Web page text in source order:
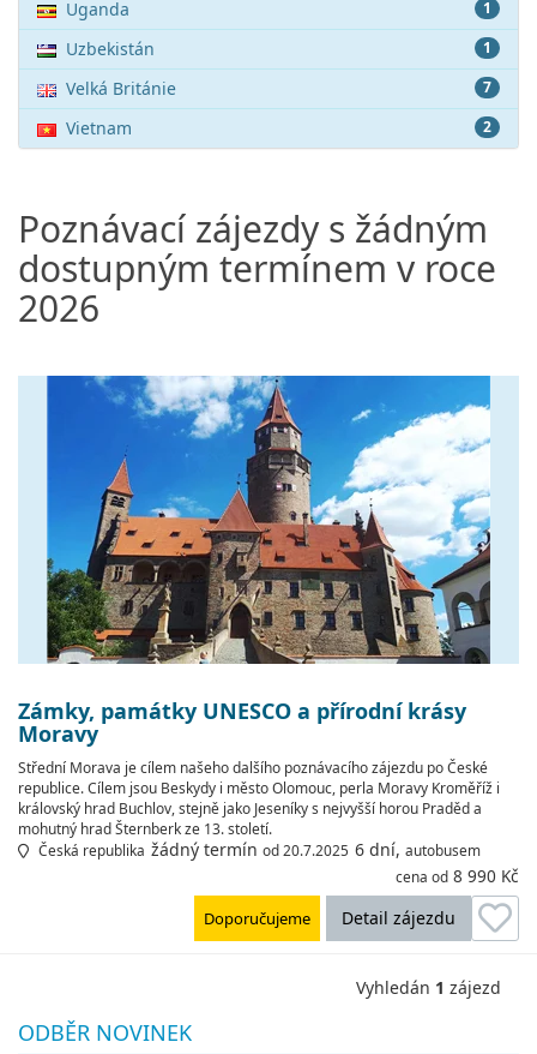
1
Uganda
1
Uzbekistán
7
Velká Británie
2
Vietnam
Poznávací zájezdy s žádným
dostupným termínem v roce
2026
Zámky, památky UNESCO a přírodní krásy
Moravy
Střední Morava je cílem našeho dalšího poznávacího zájezdu po České
republice. Cílem jsou Beskydy i město Olomouc, perla Moravy Kroměříž i
královský hrad Buchlov, stejně jako Jeseníky s nejvyšší horou Praděd a
mohutný hrad Šternberk ze 13. století.
Česká republika žádný termín od 20.7.2025 6 dní, autobusem
cena od 8 990 Kč
Detail zájezdu
Doporučujeme
Vyhledán 1 zájezd
ODBĚR NOVINEK